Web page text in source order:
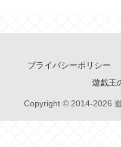
プライバシーポリシー
遊戯王
Copyright © 2014-2026